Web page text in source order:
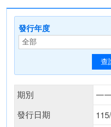
發行年度
期別
一
發行日期